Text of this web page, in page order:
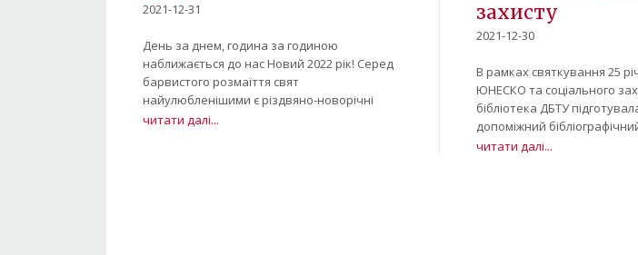
2021-12-31
День за днем, година за годиною
наближається до нас Новий 2022 рік! Серед
барвистого розмаїття свят
найулюбленішими є різдвяно-новорічні
читати далі...
захисту
2021-12-30
В рамках святкування 25
ЮНЕСКО та соціального
бібліотека ДБТУ
допоміжний
читати далі...